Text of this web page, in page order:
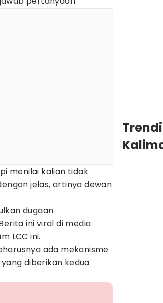
menilai kalian tidak
jelas, artinya dewan
dugaan
ini viral di media
LCC ini.
ada mekanisme
diberikan kedua